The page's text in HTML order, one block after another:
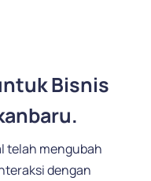
Bisnis
telah mengubah
dengan